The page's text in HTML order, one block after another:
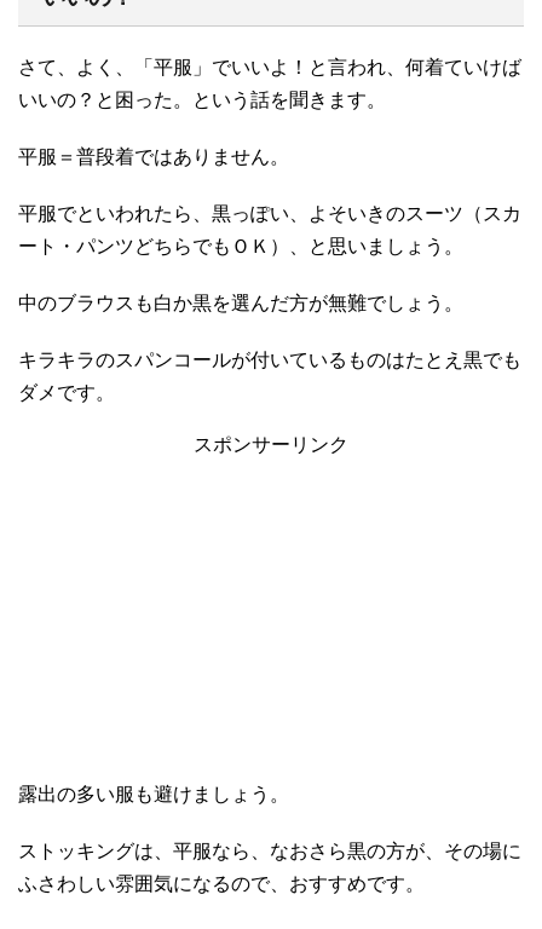
さて、よく、「平服」でいいよ！と言われ、何着ていけば
いいの？と困った。という話を聞きます。
平服＝普段着ではありません。
平服でといわれたら、黒っぽい、よそいきのスーツ（スカ
ート・パンツどちらでもＯＫ）、と思いましょう。
中のブラウスも白か黒を選んだ方が無難でしょう。
キラキラのスパンコールが付いているものはたとえ黒でも
ダメです。
スポンサーリンク
露出の多い服も避けましょう。
ストッキングは、平服なら、なおさら黒の方が、その場に
ふさわしい雰囲気になるので、おすすめです。